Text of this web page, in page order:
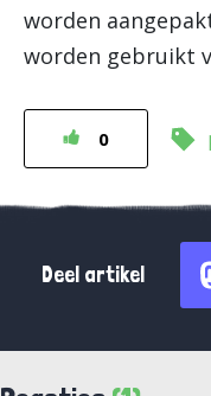
worden
worden gebruikt
0
Deel artikel